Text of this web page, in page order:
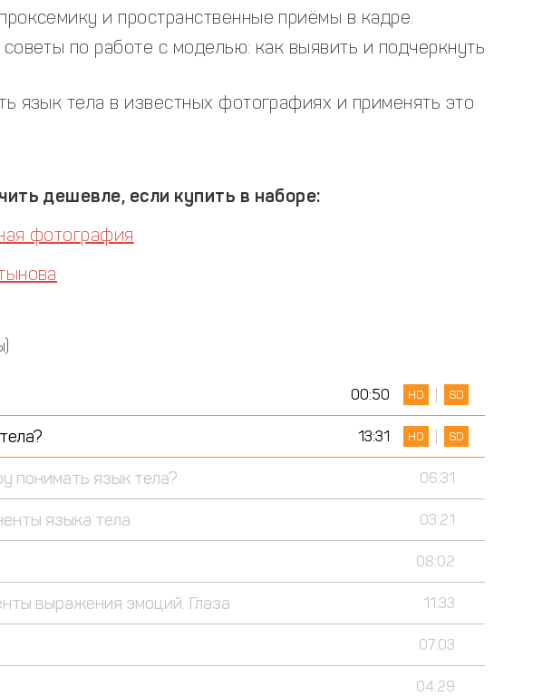
и пространственные приёмы в кадре.
по работе с моделью: как выявить и подчеркнуть
язык тела в известных фотографиях и применять это
дешевле, если купить в наборе:
фотография
00:50 HD SD
13:31 HD SD
понимать язык тела? 06:31
языка тела 03:21
08:02
выражения эмоций. Глаза 11:33
07:03
04:29